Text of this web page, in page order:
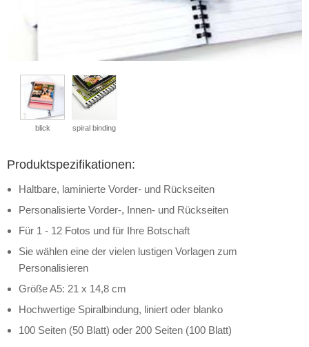
blick spiral binding
Produktspezifikationen:
Haltbare, laminierte Vorder- und Rückseiten
Personalisierte Vorder-, Innen- und Rückseiten
Für 1 - 12 Fotos und für Ihre Botschaft
Sie wählen eine der vielen lustigen Vorlagen zum
Personalisieren
Größe A5: 21 x 14,8 cm
Hochwertige Spiralbindung, liniert oder blanko
100 Seiten (50 Blatt) oder 200 Seiten (100 Blatt)